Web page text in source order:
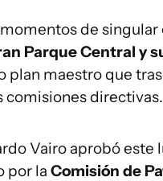
de
Parque Central y
plan maestro que
comisiones directivas.
Vairo aprobó este
por la Comisión de